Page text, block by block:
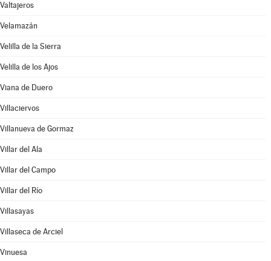
Valtajeros
Velamazán
Velilla de la Sierra
Velilla de los Ajos
Viana de Duero
Villaciervos
Villanueva de Gormaz
Villar del Ala
Villar del Campo
Villar del Río
Villasayas
Villaseca de Arciel
Vinuesa